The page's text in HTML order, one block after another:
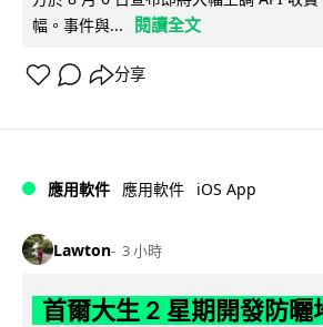
幅。事件與...
閱讀全文
分享
應用軟件 應用軟件 iOS App
Lawton 3 小時
首爾大生 2 星期開發防曬